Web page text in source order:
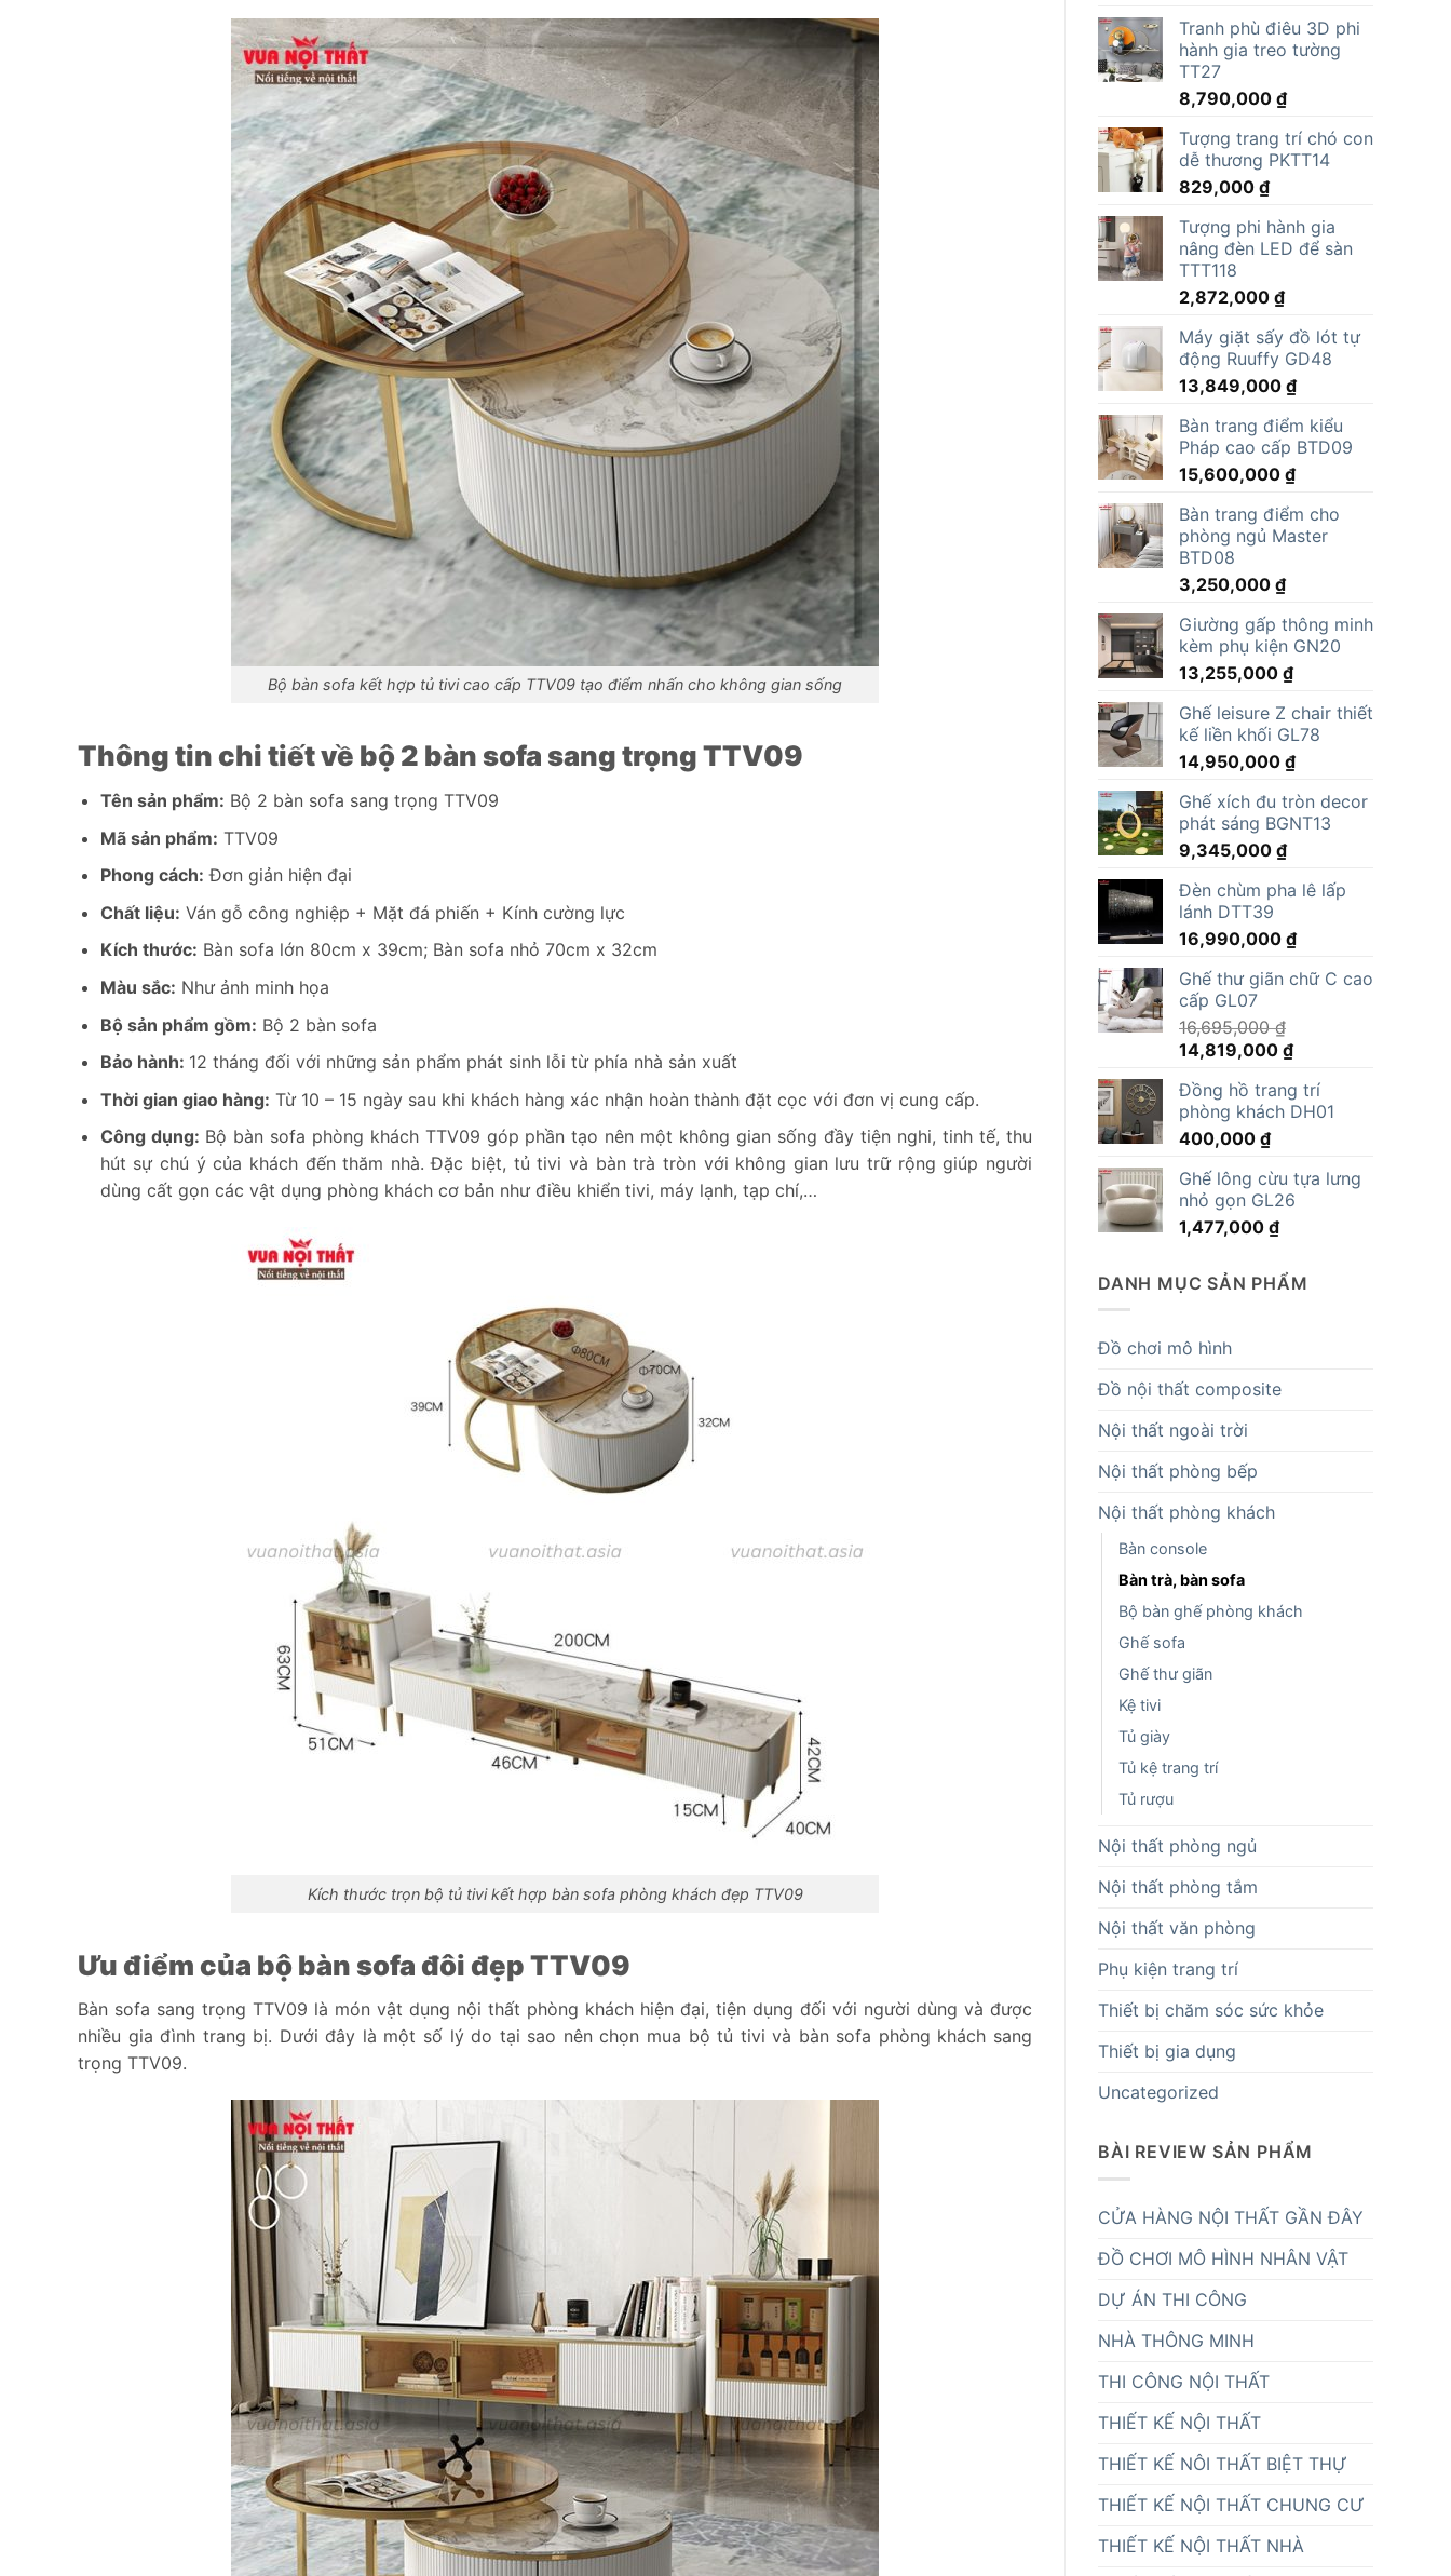
Tranh phù điêu 3D phi
hành gia treo tường
TT27
8,790,000 ₫
Tượng trang trí chó con
dễ thương PKTT14
829,000 ₫
Tượng phi hành gia
nâng đèn LED để sàn
TTT118
2,872,000 ₫
Máy giặt sấy đồ lót tự
động Ruuffy GD48
13,849,000 ₫
Bàn trang điểm kiểu
Pháp cao cấp BTD09
15,600,000 ₫
Bàn trang điểm cho
phòng ngủ Master
BTD08
3,250,000 ₫
Giường gấp thông minh
kèm phụ kiện GN20
13,255,000 ₫
Ghế leisure Z chair thiết
kế liền khối GL78
14,950,000 ₫
Ghế xích đu tròn decor
phát sáng BGNT13
9,345,000 ₫
Đèn chùm pha lê lấp
lánh DTT39
16,990,000 ₫
Ghế thư giãn chữ C cao
cấp GL07
16,695,000₫
Giá
là:
16,695,000 ₫.
14,819,000 ₫Giá
tại
là:
Đồng hồ trang trí
phòng khách DH01
400,000 ₫
Ghế lông cừu tựa lưng
nhỏ gọn GL26
1,477,000 ₫
DANH MỤC SẢN PHẨM
Đồ chơi mô hình
Đồ nội thất composite
Nội thất ngoài trời
Nội thất phòng bếp
Nội thất phòng khách
Bàn console
Bàn trà, bàn sofa
Bộ bàn ghế phòng khách
Ghế sofa
Ghế thư giãn
Kệ tivi
Tủ giày
Tủ kệ trang trí
Tủ rượu
Nội thất phòng ngủ
Nội thất phòng tắm
Nội thất văn phòng
Phụ kiện trang trí
Thiết bị chăm sóc sức khỏe
Thiết bị gia dụng
Uncategorized
BÀI REVIEW SẢN PHẨM
CỬA HÀNG NỘI THẤT GẦN ĐÂY
ĐỒ CHƠI MÔ HÌNH NHÂN VẬT
DỰ ÁN THI CÔNG
NHÀ THÔNG MINH
THI CÔNG NỘI THẤT
THIẾT KẾ NỘI THẤT
THIẾT KẾ NÔI THẤT BIỆT THỰ
THIẾT KẾ NỘI THẤT CHUNG CƯ
THIẾT KẾ NỘI THẤT NHÀ
Bộ bàn sofa kết hợp tủ tivi cao cấp TTV09 tạo điểm nhấn cho không gian sống
Thông tin chi tiết về bộ 2 bàn sofa sang trọng TTV09
Tên sản phẩm: Bộ 2 bàn sofa sang trọng TTV09
Mã sản phẩm: TTV09
Phong cách: Đơn giản hiện đại
Chất liệu: Ván gỗ công nghiệp + Mặt đá phiến + Kính cường lực
Kích thước: Bàn sofa lớn 80cm x 39cm; Bàn sofa nhỏ 70cm x 32cm
Màu sắc: Như ảnh minh họa
Bộ sản phẩm gồm: Bộ 2 bàn sofa
Bảo hành: 12 tháng đối với những sản phẩm phát sinh lỗi từ phía nhà sản xuất
Thời gian giao hàng: Từ 10 – 15 ngày sau khi khách hàng xác nhận hoàn thành đặt cọc với đơn vị cung cấp.
Công dụng: Bộ bàn sofa phòng khách TTV09 góp phần tạo nên một không gian sống đầy tiện nghi, tinh tế, thu
hút sự chú ý của khách đến thăm nhà. Đặc biệt, tủ tivi và bàn trà tròn với không gian lưu trữ rộng giúp người
dùng cất gọn các vật dụng phòng khách cơ bản như điều khiển tivi, máy lạnh, tạp chí,…
Kích thước trọn bộ tủ tivi kết hợp bàn sofa phòng khách đẹp TTV09
Ưu điểm của bộ bàn sofa đôi đẹp TTV09
Bàn sofa sang trọng TTV09 là món vật dụng nội thất phòng khách hiện đại, tiện dụng đối với người dùng và được
nhiều gia đình trang bị. Dưới đây là một số lý do tại sao nên chọn mua bộ tủ tivi và bàn sofa phòng khách sang
trọng TTV09.